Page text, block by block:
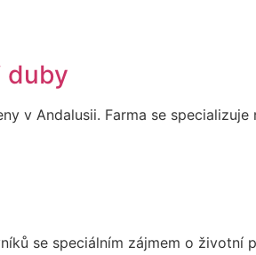
duby
v Andalusii. Farma se
se speciálním zájmem o životní